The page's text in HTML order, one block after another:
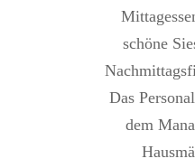
schöne
Das
dem